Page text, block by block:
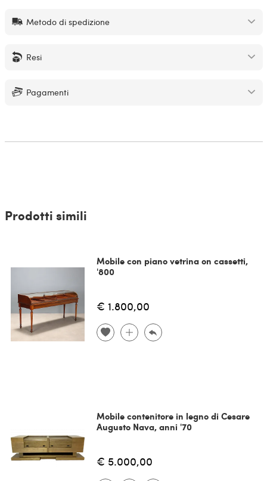
Metodo di spedizione
Resi
Pagamenti
Prodotti simili
Mobile con piano vetrina on cassetti,
'800
€ 1.800,00
Mobile contenitore in legno di Cesare
Augusto Nava, anni '70
€ 5.000,00